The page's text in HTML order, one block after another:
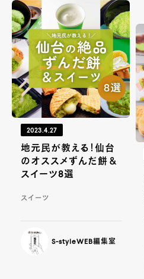
2023.4.27
地元民が教える！仙台
のオススメずんだ餅＆
スイーツ8選
スイーツ
S-styleWEB編集室